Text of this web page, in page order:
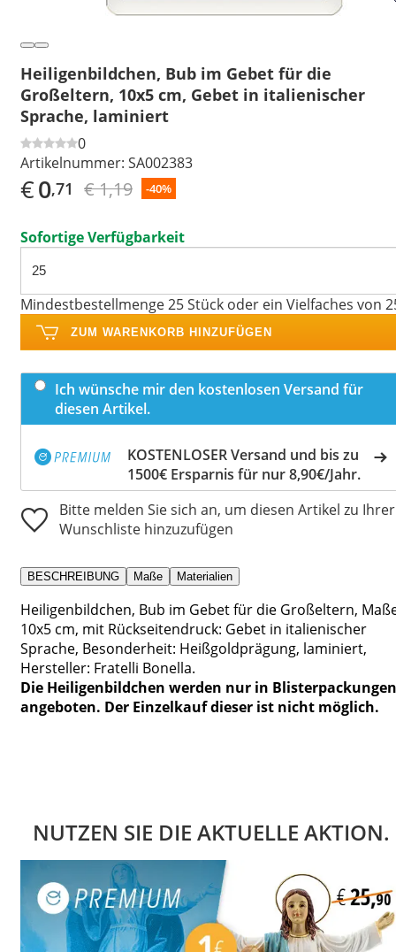
Heiligenbildchen, Bub im Gebet für die
Großeltern, 10x5 cm, Gebet in italienischer
Sprache, laminiert
0
Artikelnummer: SA002383
€0,71 € 1,19 -40%
Sofortige Verfügbarkeit
Mindestbestellmenge 25 Stück oder ein Vielfaches von
ZUM WARENKORB HINZUFÜGEN
Ich wünsche mir den kostenlosen Versand für
diesen Artikel.
KOSTENLOSER Versand und bis zu
1500€ Ersparnis für nur 8,90€/Jahr.
Bitte melden Sie sich an, um diesen Artikel zu Ihrer
Wunschliste hinzuzufügen
BESCHREIBUNG Maße Materialien
Heiligenbildchen, Bub im Gebet für die Großeltern,
10x5 cm, mit Rückseitendruck: Gebet in italienischer
Sprache, Besonderheit: Heißgoldprägung, laminiert,
Hersteller: Fratelli Bonella.
Die Heiligenbildchen werden nur in Blisterpackungen
angeboten. Der Einzelkauf dieser ist nicht möglich.
NUTZEN SIE DIE AKTUELLE AKTION.